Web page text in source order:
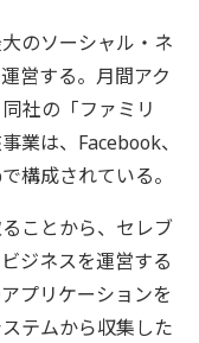
のソーシャル・ネ
営する。月間アク
社の「ファミリ
業は、Facebook、
成されている。
ことから、セレブ
ジネスを運営する
プリケーションを
テムから収集した